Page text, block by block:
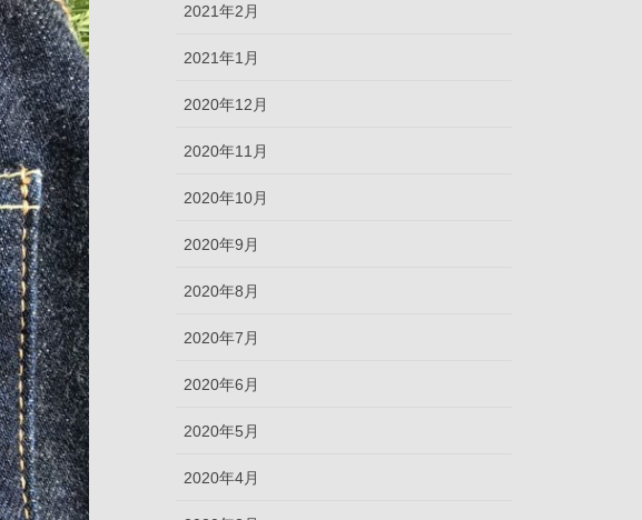
2021年2月
2021年1月
2020年12月
2020年11月
2020年10月
2020年9月
2020年8月
2020年7月
2020年6月
2020年5月
2020年4月